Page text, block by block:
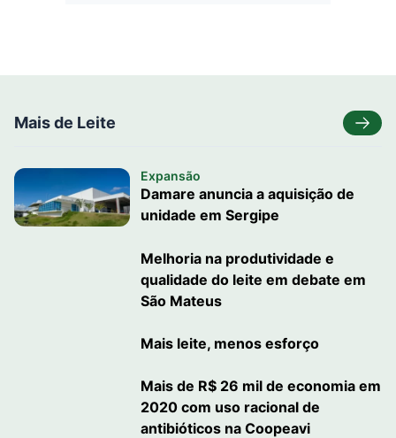
Mais de Leite
Expansão
Damare anuncia a aquisição de
unidade em Sergipe
Melhoria na produtividade e
qualidade do leite em debate em
São Mateus
Mais leite, menos esforço
Mais de R$ 26 mil de economia em
2020 com uso racional de
antibióticos na Coopeavi